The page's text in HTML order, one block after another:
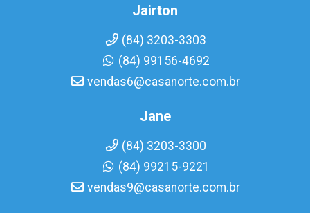
Jairton
(84) 3203-3303
(84) 99156-4692
vendas6@casanorte.com.br
Jane
(84) 3203-3300
(84) 99215-9221
vendas9@casanorte.com.br